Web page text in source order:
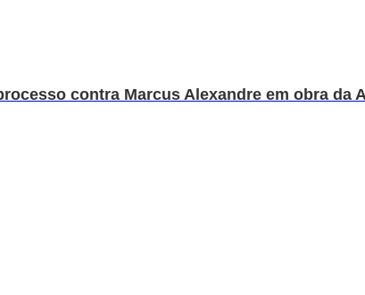
contra Marcus Alexandre em obra da